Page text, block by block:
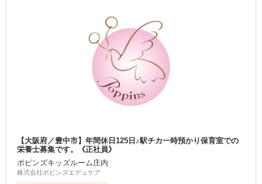
【大阪府／豊中市】年間休日125日♪駅チカ一時預かり保育室での
栄養士募集です。《正社員》
ポピンズキッズルーム庄内
株式会社ポピンズエデュケア